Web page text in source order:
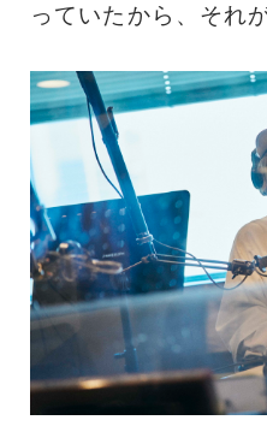
っていたから、それ